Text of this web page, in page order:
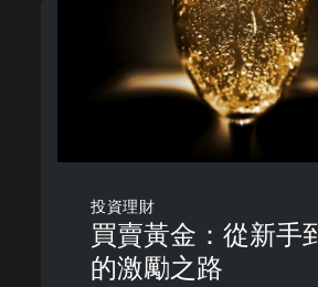
投資理財
買賣黃金：從新手
的激勵之路